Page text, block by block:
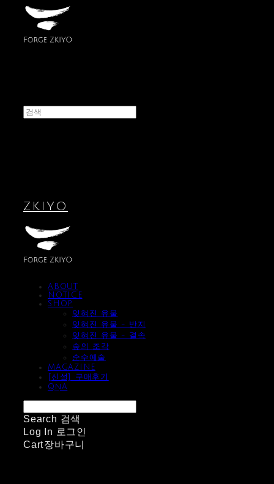
ZKIYO
ABOUT
NOTICE
SHOP
잊혀진 유물
잊혀진 유물 - 반지
잊혀진 유물 - 결속
숲의 조각
순수예술
MAGAZINE
[신설] 구매후기
QnA
Search 검색
Log In 로그인
Cart장바구니